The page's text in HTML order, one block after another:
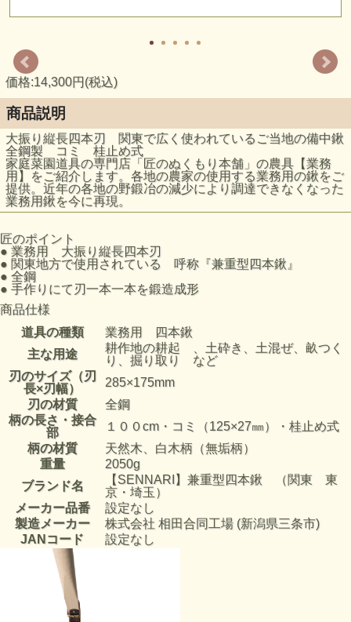
価格:14,300円(税込)
商品説明
大振り縦長四本刃 関東で広く使われているご当地の備中鍬
全鋼製 コミ 桂止め式
家庭菜園道具の専門店「匠のぬくもり本舗」の農具【業務
用】をご紹介します。各地の農家の使用する業務用の鍬をご
提供。近年の各地の野鍛冶の減少により調達できなくなった
業務用鍬を今に再現。
匠のポイント
● 業務用 大振り縦長四本刃
● 関東地方で使用されている 呼称『兼重型四本鍬』
● 全鋼
● 手作りにて刃一本一本を鍛造成形
商品仕様
道具の種類
業務用 四本鍬
主な用途
耕作地の耕起 、土砕き、土混ぜ、畝つく
り、掘り取り など
刃のサイズ（刃
長×刃幅）
285×175mm
刃の材質
全鋼
柄の長さ・接合
部
１００cm・コミ（125×27㎜）・桂止め式
柄の材質
天然木、白木柄（無垢柄）
重量
2050g
ブランド名
【SENNARI】兼重型四本鍬 （関東 東
京・埼玉）
メーカー品番
設定なし
製造メーカー
株式会社 相田合同工場 (新潟県三条市)
JANコード
設定なし